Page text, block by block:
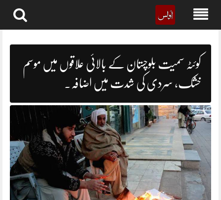
کوئٹہ سمیت بلوچستان کے بالائی علاقوں میں موسم
خشک، سردی کی شدت میں اضافہ۔